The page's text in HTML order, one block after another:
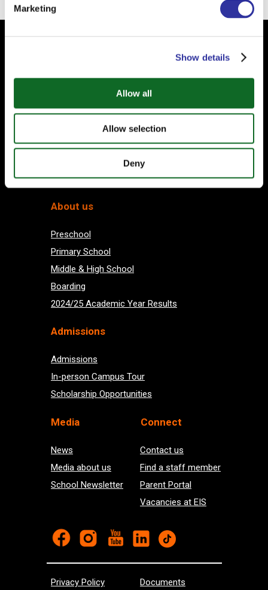
Marketing
Show details
Allow all
Allow selection
Deny
Admissions
Admissions
In-person Campus Tour
Scholarship Opportunities
Connect
Contact us
Find a staff member
Parent Portal
Vacancies at EIS
About us
Preschool
Primary School
Middle & High School
Boarding
2024/25 Academic Year Results
News
Media about us
School Newsletter
Media
Privacy Policy Documents